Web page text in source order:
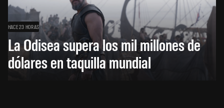
HACE 23 HORAS
La Odisea supera los mil millones de
dólares en taquilla mundial